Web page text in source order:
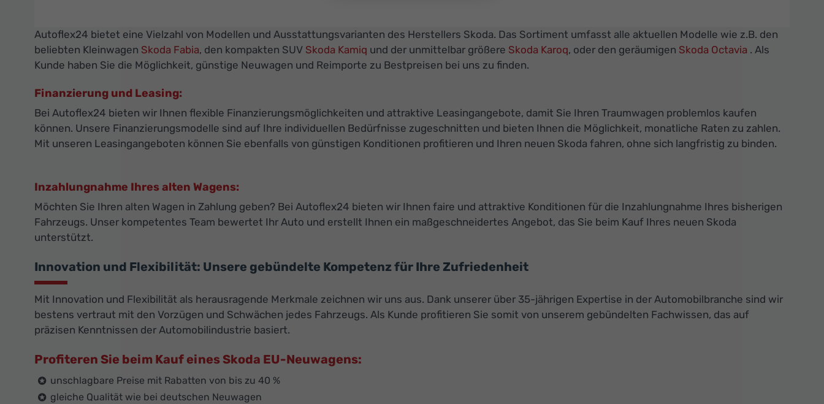
Autoflex24 bietet eine Vielzahl von Modellen und Ausstattungsvarianten des Herstellers Skoda. Das Sortiment umfasst alle aktuellen Modelle wie z.B. den
beliebten Kleinwagen Skoda Fabia, den kompakten SUV Skoda Kamiq und der unmittelbar größere Skoda Karoq, oder den geräumigen Skoda Octavia . Als
Kunde haben Sie die Möglichkeit, günstige Neuwagen und Reimporte zu Bestpreisen bei uns zu finden.
Finanzierung und Leasing:
Bei Autoflex24 bieten wir Ihnen flexible Finanzierungsmöglichkeiten und attraktive Leasingangebote, damit Sie Ihren Traumwagen problemlos kaufen
können. Unsere Finanzierungsmodelle sind auf Ihre individuellen Bedürfnisse zugeschnitten und bieten Ihnen die Möglichkeit, monatliche Raten zu zahlen.
Mit unseren Leasingangeboten können Sie ebenfalls von günstigen Konditionen profitieren und Ihren neuen Skoda fahren, ohne sich langfristig zu binden.
Inzahlungnahme Ihres alten Wagens:
Möchten Sie Ihren alten Wagen in Zahlung geben? Bei Autoflex24 bieten wir Ihnen faire und attraktive Konditionen für die Inzahlungnahme Ihres bisherigen
Fahrzeugs. Unser kompetentes Team bewertet Ihr Auto und erstellt Ihnen ein maßgeschneidertes Angebot, das Sie beim Kauf Ihres neuen Skoda
unterstützt.
Innovation und Flexibilität: Unsere gebündelte Kompetenz für Ihre Zufriedenheit
Mit Innovation und Flexibilität als herausragende Merkmale zeichnen wir uns aus. Dank unserer über 35-jährigen Expertise in der Automobilbranche sind wir
bestens vertraut mit den Vorzügen und Schwächen jedes Fahrzeugs. Als Kunde profitieren Sie somit von unserem gebündelten Fachwissen, das auf
präzisen Kenntnissen der Automobilindustrie basiert.
Profiteren Sie beim Kauf eines Skoda EU-Neuwagens:
unschlagbare Preise mit Rabatten von bis zu 40 %
gleiche Qualität wie bei deutschen Neuwagen